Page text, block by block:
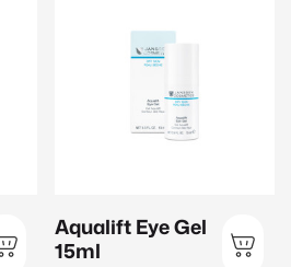
Aqualift Eye Gel
15ml